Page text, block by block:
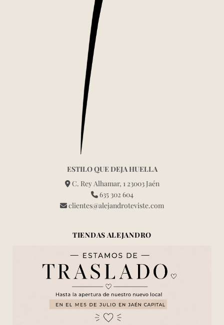
ESTILO QUE DEJA HUELLA
C. Rey Alhamar, 1 23003 Jaén
635 302 604
clientes@alejandroteviste.com
TIENDAS ALEJANDRO